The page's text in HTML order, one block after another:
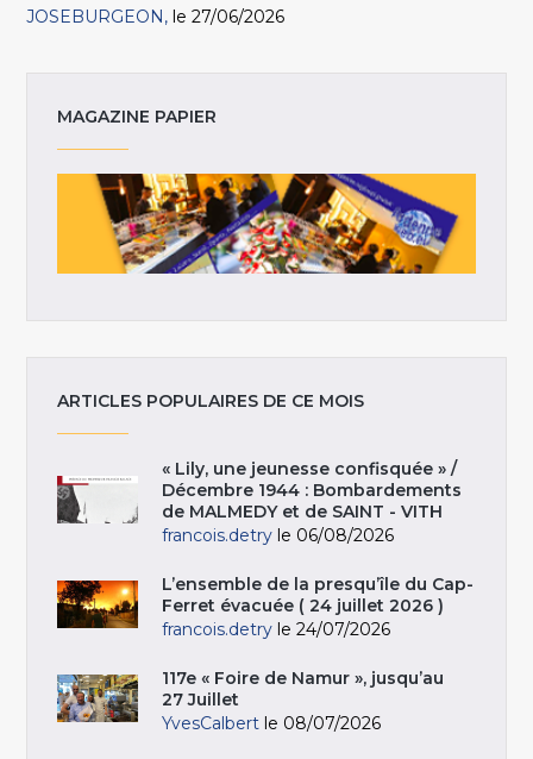
JOSEBURGEON le 27/06/2026
MAGAZINE PAPIER
ARTICLES POPULAIRES DE CE MOIS
« Lily, une jeunesse confisquée » /
Décembre 1944 : Bombardements
de MALMEDY et de SAINT - VITH
francois.detry le 06/08/2026
L’ensemble de la presqu’île du Cap-
Ferret évacuée ( 24 juillet 2026 )
francois.detry le 24/07/2026
117e « Foire de Namur », jusqu’au
27 Juillet
YvesCalbert le 08/07/2026